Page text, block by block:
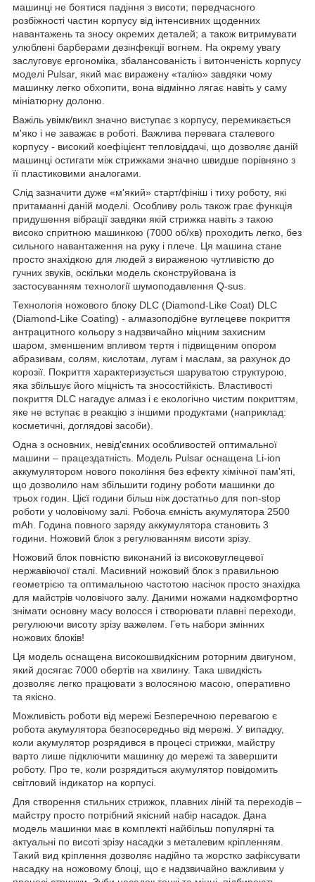
машинці не боятися падіння з висоти; передчасного
розбіжності частин корпусу від інтенсивних щоденних
навантажень та зносу окремих деталей; а також витримувати
улюблені барберами дезінфекції вогнем. На окрему увагу
заслуговує ергономіка, збалансованість і витонченість корпусу
моделі Pulsar, який має виражену «талію» завдяки чому
машинку легко обхопити, вона відмінно лягає навіть у саму
мініатюрну долоню.
Важіль увімк/викл значно виступає з корпусу, перемикається
м'яко і не заважає в роботі. Важлива перевага сталевого
корпусу - високий коефіцієнт тепловіддачі, що дозволяє даній
машинці остигати між стрижками значно швидше порівняно з
її пластиковими аналогами.
Слід зазначити дуже «м'який» старт/фініш і тиху роботу, які
притаманні даній моделі. Особливу роль також грає функція
придушення вібрації завдяки якій стрижка навіть з такою
високо спритною машинкою (7000 об/хв) проходить легко, без
сильного навантаження на руку і плече. Ця машина стане
просто знахідкою для людей з вираженою чутливістю до
гучних звуків, оскільки модель сконструйована із
застосуванням технології шумоподавлення Q-sus.
Технологія ножового блоку DLC (Diamond-Like Coat) DLC
(Diamond-Like Coating) - алмазоподібне вуглецеве покриття
антрацитного кольору з надзвичайно міцним захисним
шаром, зменшеним впливом тертя і підвищеним опором
абразивам, солям, кислотам, лугам і маслам, за рахунок до
корозії. Покриття характеризується шаруватою структурою,
яка збільшує його міцність та зносостійкість. Властивості
покриття DLC нагадує алмаз і є екологічно чистим покриттям,
яке не вступає в реакцію з іншими продуктами (наприклад:
косметичні, доглядові засоби).
Одна з основних, невід'ємних особливостей оптимальної
машини – працездатність. Модель Pulsar оснащена Li-ion
аккумулятором нового покоління без ефекту хімічної пам'яті,
що дозволило нам збільшити годину роботи машинки до
трьох годин. Цієї години більш ніж достатньо для non-stop
роботи у чоловічому залі. Робоча ємність акумулятора 2500
mAh. Година повного заряду аккумулятора становить 3
години. Ножовий блок з регулюванням висоти зрізу.
Ножовий блок повністю виконаний із високовуглецевої
нержавіючої сталі. Масивний ножовий блок з правильною
геометрією та оптимальною частотою насічок просто знахідка
для майстрів чоловічого залу. Даними ножами надкомфортно
знімати основну масу волосся і створювати плавні переходи,
регулюючи висоту зрізу важелем. Геть набори змінних
ножових блоків!
Ця модель оснащена високошвидкісним роторним двигуном,
який досягає 7000 обертів на хвилину. Така швидкість
дозволяє легко працювати з волосяною масою, оперативно
та якісно.
Можливість роботи від мережі Безперечною перевагою є
робота акумулятора безпосередньо від мережі. У випадку,
коли акумулятор розрядився в процесі стрижки, майстру
варто лише підключити машинку до мережі та завершити
роботу. Про те, коли розрядиться акумулятор повідомить
світловий індикатор на корпусі.
Для створення стильних стрижок, плавних ліній та переходів –
майстру просто потрібний якісний набір насадок. Дана
модель машинки має в комплекті найбільш популярні та
актуальні по висоті зрізу насадки з металевим кріпленням.
Такий вид кріплення дозволяє надійно та жорстко зафіксувати
насадку на ножовому блоці, що є надзвичайно важливим у